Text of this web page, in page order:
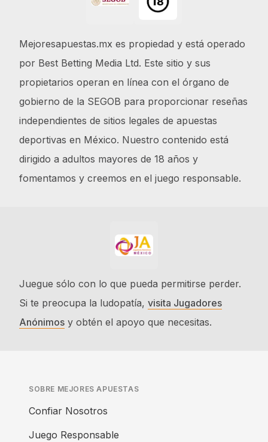
Mejoresapuestas.mx es propiedad y está operado
por Best Betting Media Ltd. Este sitio y sus
propietarios operan en línea con el órgano de
gobierno de la SEGOB para proporcionar reseñas
independientes de sitios legales de apuestas
deportivas en México. Nuestro contenido está
dirigido a adultos mayores de 18 años y
fomentamos y creemos en el juego responsable.
Juegue sólo con lo que pueda permitirse perder.
Si te preocupa la ludopatía, visita Jugadores
Anónimos y obtén el apoyo que necesitas.
SOBRE MEJORES APUESTAS
Confiar Nosotros
Juego Responsable